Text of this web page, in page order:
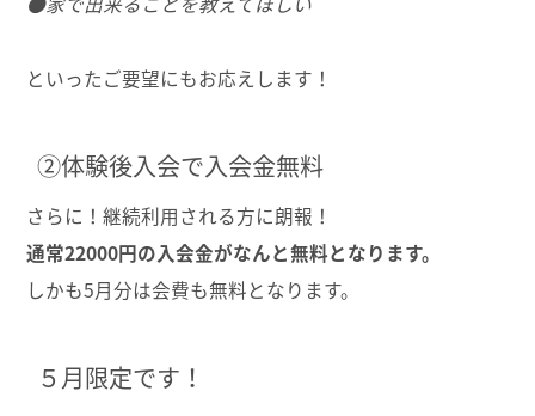
といったご要望にもお応えします！
②体験後入会で入会金無料
さらに！継続利用される方に朗報！
通常22000円の入会金がなんと無料となります。
しかも5月分は会費も無料となります。
５月限定です！